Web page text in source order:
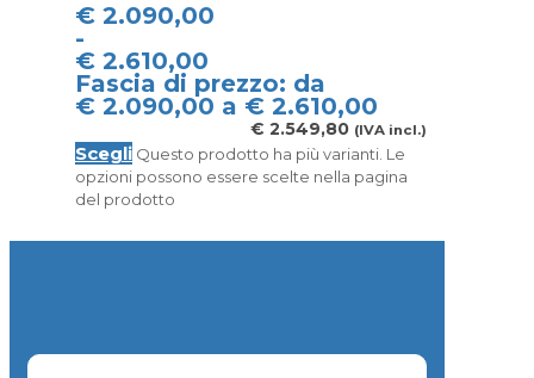
€ 2.090,00
-
€ 2.610,00
Fascia di prezzo: da
€ 2.090,00 a € 2.610,00
€ 2.549,80 (IVA incl.)
Scegli Questo prodotto ha più varianti. Le
opzioni possono essere scelte nella pagina
del prodotto